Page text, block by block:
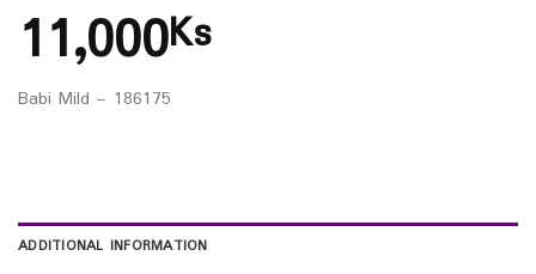
11,000Ks
Babi Mild – 186175
ADDITIONAL INFORMATION